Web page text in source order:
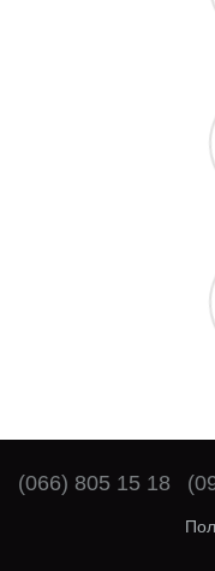
(066) 805 15 18